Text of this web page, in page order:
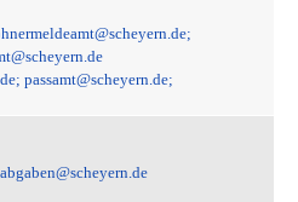
passamt@scheyern.de;